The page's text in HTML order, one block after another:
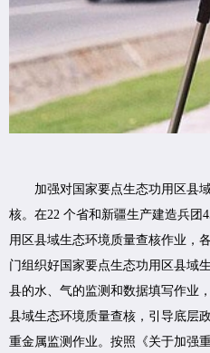
加强对国家要点生态功用区县
核。在22 个省和新疆生产建造兵团
用区县域生态环境质量查核作业，
门组织好国家要点生态功用区县域
县的水、气的监测和数据填写作业
县域生态环境质量查核，引导底层
重金属监测作业。按照《关于加强